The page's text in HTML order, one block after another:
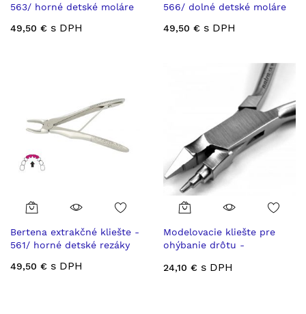
563/ horné detské moláre
49,50 € s DPH
566/ dolné detské moláre
49,50 € s DPH
Bertena extrakčné kliešte -
561/ horné detské rezáky
49,50 € s DPH
Modelovacie kliešte pre
ohýbanie drôtu -
24,10 € s DPH